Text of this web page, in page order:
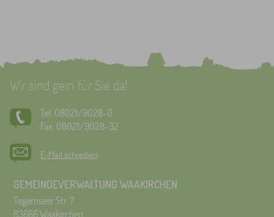
Wir sind gern für Sie da!
Tel: 08021/9028-0
Fax: 08021/9028-32
E-Mail schreiben
GEMEINDEVERWALTUNG WAAKIRCHEN
Tegernseer Str. 7
83666 Waakirchen